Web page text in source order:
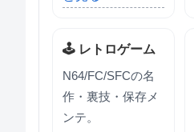
🕹 レトロゲーム
N64/FC/SFCの名
作・裏技・保存メ
ンテ。